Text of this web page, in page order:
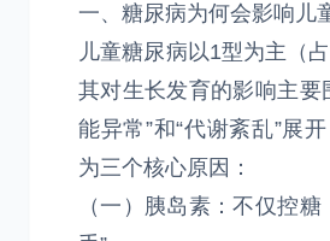
一、糖尿病为何会影响儿
儿童糖尿病以1型为主（
其对生长发育的影响主要
能异常”和“代谢紊乱”展
为三个核心原因：
（一）胰岛素：不仅控糖